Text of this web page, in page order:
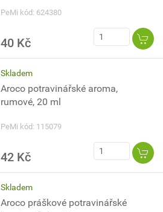
PeMi kód: 624380
40 Kč
Skladem
Aroco potravinářské aroma,
rumové, 20 ml
PeMi kód: 115079
42 Kč
Skladem
Aroco práškové potravinářské